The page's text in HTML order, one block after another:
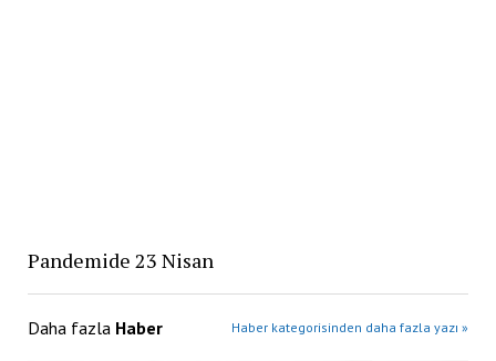
Pandemide 23 Nisan
Daha fazla Haber Haber kategorisinden daha fazla yazı »